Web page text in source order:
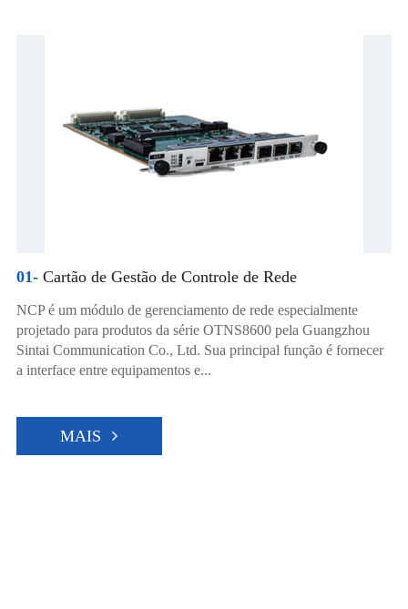
01-Cartão de Gestão de Controle de Rede
NCP é um módulo de gerenciamento de rede especialmente
projetado para produtos da série OTNS8600 pela Guangzhou
Sintai Communication Co., Ltd. Sua principal função é fornecer
a interface entre equipamentos e...
MAIS